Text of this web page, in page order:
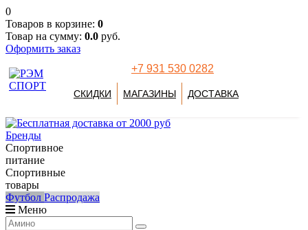
0
Товаров в корзине: 0
Товар на сумму: 0.0 руб.
Оформить заказ
+7 931 530 0282
СКИДКИ МАГАЗИНЫ ДОСТАВКА
Бренды
Спортивное
питание
Спортивные
товары
Футбол Распродажа
Меню